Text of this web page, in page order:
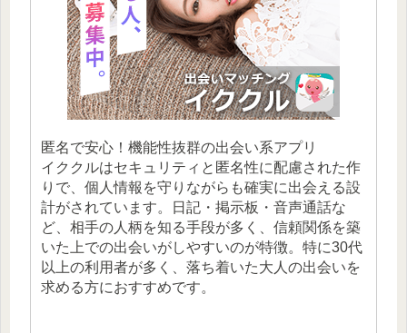
匿名で安心！機能性抜群の出会い系アプリ
イククルはセキュリティと匿名性に配慮された作
りで、個人情報を守りながらも確実に出会える設
計がされています。日記・掲示板・音声通話な
ど、相手の人柄を知る手段が多く、信頼関係を築
いた上での出会いがしやすいのが特徴。特に30代
以上の利用者が多く、落ち着いた大人の出会いを
求める方におすすめです。